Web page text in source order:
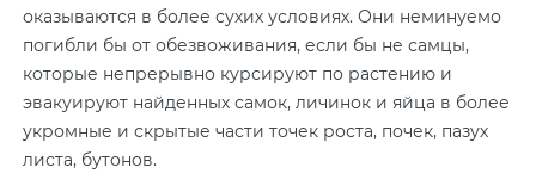
оказываются в более сухих условиях. Они неминуемо
погибли бы от обезвоживания, если бы не самцы,
которые непрерывно курсируют по растению и
эвакуируют найденных самок, личинок и яйца в более
укромные и скрытые части точек роста, почек, пазух
листа, бутонов.